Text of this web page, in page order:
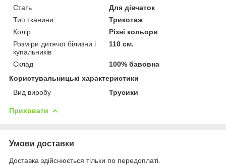
Стать
Для дівчаток
Тип тканини
Трикотаж
Колір
Різні кольори
Розміри дитячої білизни і
купальників
110 см.
Склад
100% бавовна
Користувальницькі характеристики
Вид виробу
Трусики
Приховати
Умови доставки
Доставка здійснюється тільки по передоплаті.